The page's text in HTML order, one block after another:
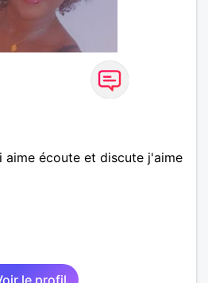
aime écoute et discute j'aime
le profil